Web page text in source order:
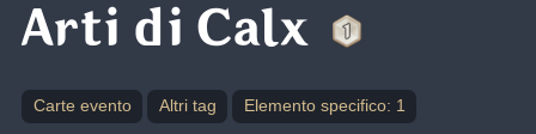
Arti di Calx
Carte evento Altri tag Elemento specifico: 1